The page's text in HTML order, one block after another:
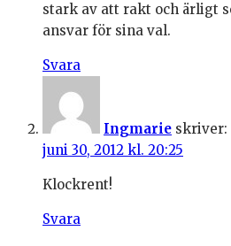
stark av att rakt och ärligt
ansvar för sina val.
Svara
Ingmarie skriver:
juni 30, 2012 kl. 20:25
Klockrent!
Svara